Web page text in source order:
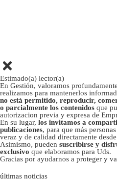
Estimado(a) lector(a)
En Gestión, valoramos
realizamos para mantenerlos
no está permitido, reproducir,
o parcialmente los contenidos que
autorizacion previa y expresa de
En su lugar, los invitamos a
publicaciones, para que más
veraz y de calidad directamente
Asimismo, pueden suscribirse y
exclusivo que elaboramos para Uds.
Gracias por ayudarnos a proteger y
últimas noticias